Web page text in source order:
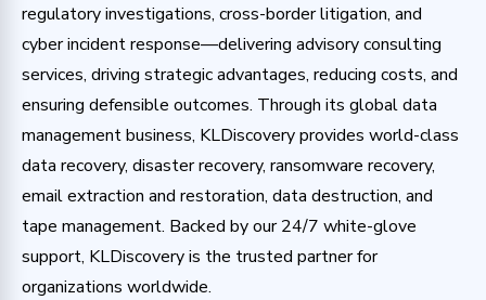
regulatory investigations, cross-border litigation, and
cyber incident response—delivering advisory consulting
services, driving strategic advantages, reducing costs, and
ensuring defensible outcomes. Through its global data
management business, KLDiscovery provides world-class
data recovery, disaster recovery, ransomware recovery,
email extraction and restoration, data destruction, and
tape management. Backed by our 24/7 white-glove
support, KLDiscovery is the trusted partner for
organizations worldwide.